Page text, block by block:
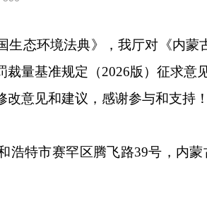
生态环境法典》，我厅对《内
量基准规定（2026版）征求意
意见和建议，感谢参与和支持！
浩特市赛罕区腾飞路39号，内